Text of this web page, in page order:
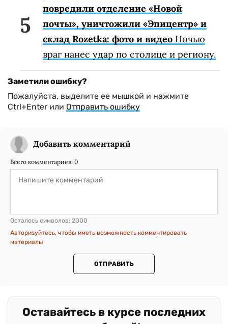
повредили отделение «Новой
почты», уничтожили «Эпицентр» и
склад Rozetka: фото и видео Ночью
враг нанес удар по столице и региону.
Заметили ошибку?
Пожалуйста, выделите ее мышкой и нажмите
Ctrl+Enter или Отправить ошибку
Добавить комментарий
Всего комментариев: 0
Осталось символов: 2000
Авторизуйтесь, чтобы иметь возможность комментировать
материалы
ОТПРАВИТЬ
Оставайтесь в курсе последних